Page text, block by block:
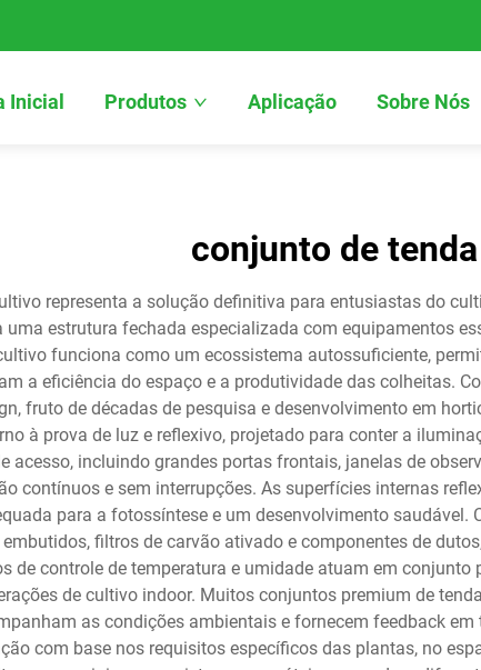
Inicial Produtos Aplicação Sobre Nós
conjunto de
representa a solução definitiva para entusiastas do
estrutura fechada especializada com equipamentos
funciona como um ecossistema autossuficiente,
a eficiência do espaço e a produtividade das colheitas.
fruto de décadas de pesquisa e desenvolvimento em
à prova de luz e reflexivo, projetado para conter a
acesso, incluindo grandes portas frontais, janelas de
contínuos e sem interrupções. As superfícies internas
para a fotossíntese e um desenvolvimento
filtros de carvão ativado e componentes de
de controle de temperatura e umidade atuam em
de cultivo indoor. Muitos conjuntos premium de
as condições ambientais e fornecem feedback
com base nos requisitos específicos das plantas, no